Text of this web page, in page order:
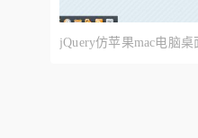
jQuery仿苹果mac电脑